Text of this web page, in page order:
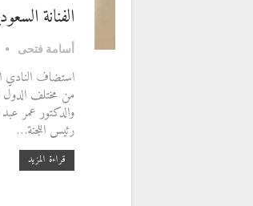
الفنانة
أسامة فتحى
من مختلف الدول
والدكتور عمر
رئيس اللجنة…
قراءة المزيد